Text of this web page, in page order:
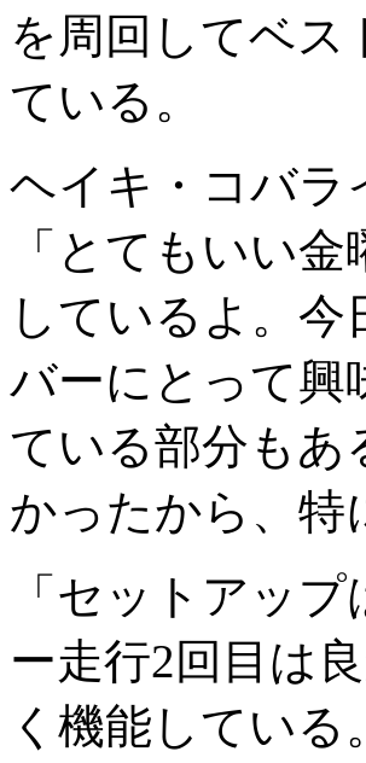
を周回してベス
ている。
ヘイキ・コバラ
「とてもいい
しているよ。
バーにとって興
ている部分もあ
かったから、特
「セットアッ
ー走行2回目は
く機能してい